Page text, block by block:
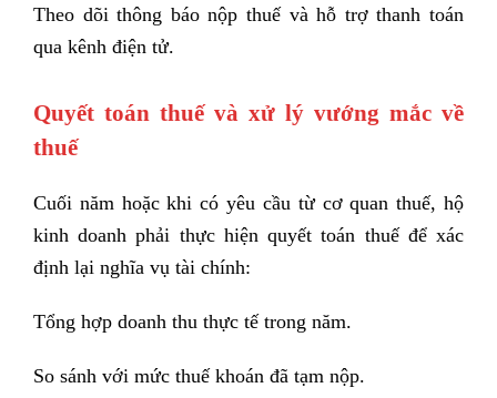
Theo dõi thông báo nộp thuế và hỗ trợ thanh toán
qua kênh điện tử.
Quyết toán thuế và xử lý vướng mắc về
thuế
Cuối năm hoặc khi có yêu cầu từ cơ quan thuế, hộ
kinh doanh phải thực hiện quyết toán thuế để xác
định lại nghĩa vụ tài chính:
Tổng hợp doanh thu thực tế trong năm.
So sánh với mức thuế khoán đã tạm nộp.